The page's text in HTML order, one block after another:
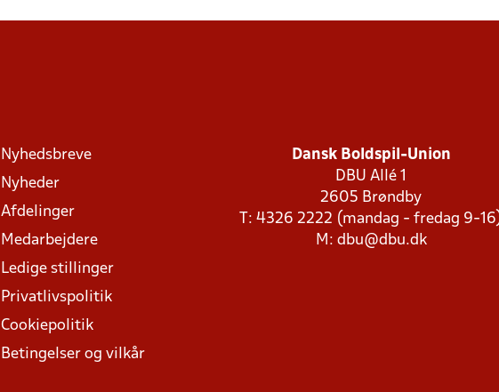
Nyhedsbreve
Nyheder
Afdelinger
Medarbejdere
Ledige stillinger
Privatlivspolitik
Cookiepolitik
Betingelser og vilkår
Dansk Boldspil-Union
DBU Allé 1
2605 Brøndby
T: 4326 2222 (mandag - fredag 9-
M: dbu@dbu.dk